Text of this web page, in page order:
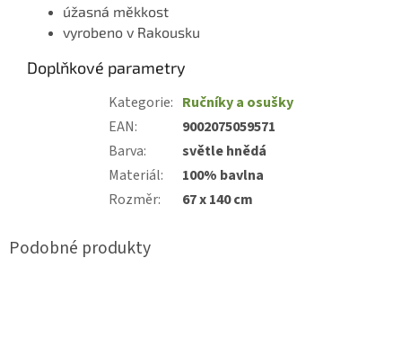
úžasná měkkost
vyrobeno v Rakousku
Doplňkové parametry
Kategorie: Ručníky a osušky
EAN:
9002075059571
Barva:
světle hnědá
Materiál:
100% bavlna
Rozměr: 67 x 140 cm